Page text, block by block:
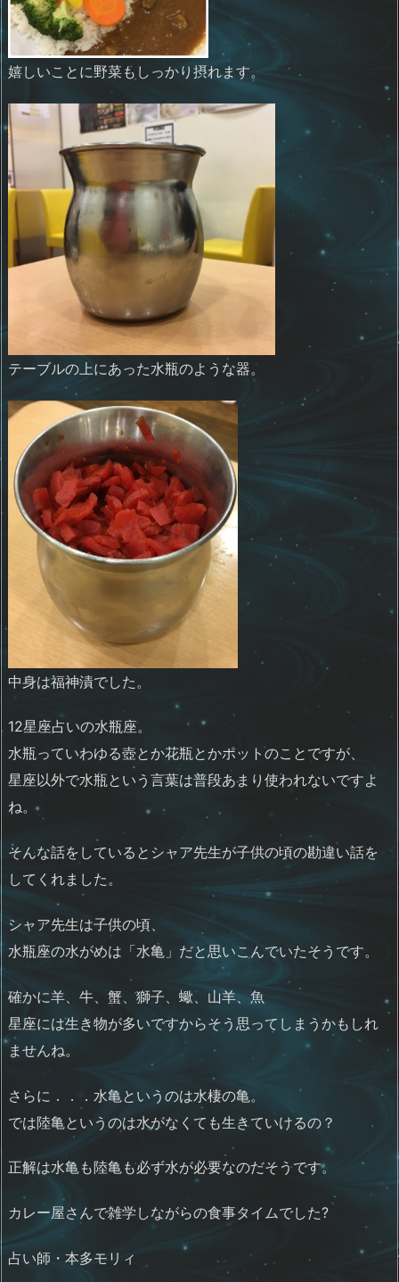
嬉しいことに野菜もしっかり摂れます。
テーブルの上にあった水瓶のような器。
中身は福神漬でした。
12星座占いの水瓶座。
水瓶っていわゆる壺とか花瓶とかポットのことですが、
星座以外で水瓶という言葉は普段あまり使われないですよ
ね。
そんな話をしているとシャア先生が子供の頃の勘違い話を
してくれました。
シャア先生は子供の頃、
水瓶座の水がめは「水亀」だと思いこんでいたそうです。
確かに羊、牛、蟹、獅子、蠍、山羊、魚
星座には生き物が多いですからそう思ってしまうかもしれ
ませんね。
さらに．．．水亀というのは水棲の亀。
では陸亀というのは水がなくても生きていけるの？
正解は水亀も陸亀も必ず水が必要なのだそうです。
カレー屋さんで雑学しながらの食事タイムでした?
占い師・本多モリィ